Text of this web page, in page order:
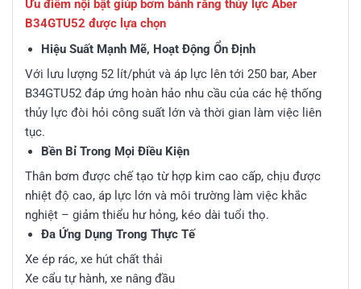
Ưu điểm nội bật giúp bơm bánh răng thủy lực Aber
B34GTU52 được lựa chọn
Hiệu Suất Mạnh Mẽ, Hoạt Động Ổn Định
Với lưu lượng 52 lít/phút và áp lực lên tới 250 bar, Aber
B34GTU52 đáp ứng hoàn hảo nhu cầu của các hệ thống
thủy lực đòi hỏi công suất lớn và thời gian làm việc liên
tục.
Bền Bỉ Trong Mọi Điều Kiện
Thân bơm được chế tạo từ hợp kim cao cấp, chịu được
nhiệt độ cao, áp lực lớn và môi trường làm việc khắc
nghiệt – giảm thiểu hư hỏng, kéo dài tuổi thọ.
Đa Ứng Dụng Trong Thực Tế
Xe ép rác, xe hút chất thải
Xe cẩu tự hành, xe nâng đầu